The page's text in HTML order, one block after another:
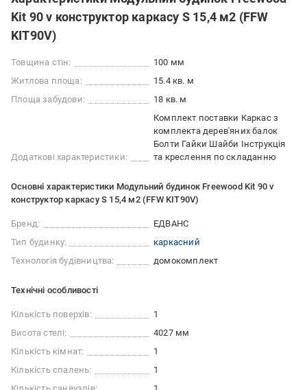
Kit 90 v конструктор каркасу S 15,4 м2 (FFW
KIT90V)
Товщина стін:
100 мм
Житлова площа:
15.4 кв. м
Площа забудови:
18 кв. м
Додаткові характеристики:
Комплект поставки Каркас з
комплекта дерев'яних балок
Болти Гайки Шайби Інструкція
та креслення по складанню
Основні характеристики Модульний будинок Freewood Kit 90 v
конструктор каркасу S 15,4 м2 (FFW KIT90V)
Бренд:
ЕДВАНС
Тип будинку:
каркасний
Технологія будівництва:
домокомплект
Технічні особливості
Кількість поверхів:
1
Висота стелі:
4027 мм
Кількість кімнат:
1
Кількість спалень:
1